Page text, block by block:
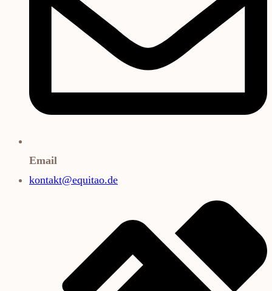
Email
kontakt@equitao.de